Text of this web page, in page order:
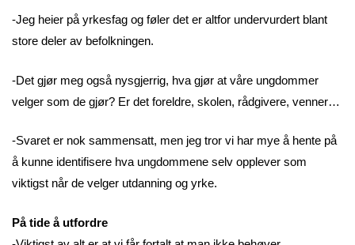
-Jeg heier på yrkesfag og føler det er altfor undervurdert blant
store deler av befolkningen.
-Det gjør meg også nysgjerrig, hva gjør at våre ungdommer
velger som de gjør? Er det foreldre, skolen, rådgivere, venner…
-Svaret er nok sammensatt, men jeg tror vi har mye å hente på
å kunne identifisere hva ungdommene selv opplever som
viktigst når de velger utdanning og yrke.
På tide å utfordre